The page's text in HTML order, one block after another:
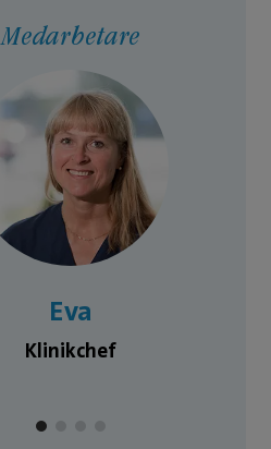
Medarbetare
Eva
Klinikchef